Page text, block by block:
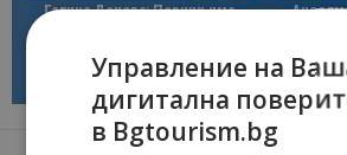
Галина Декова: Перник има
може
Управление на
дигитална
в Bgtourism.bg